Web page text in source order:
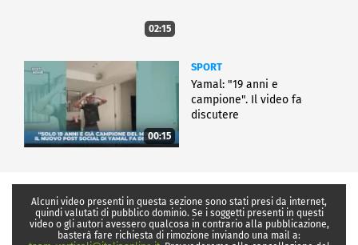
02:15
00:15
SPORT
Yamal: "19 anni e
campione". Il video fa
discutere
Alcuni video presenti in questa sezione sono stati presi da internet,
quindi valutati di pubblico dominio. Se i soggetti presenti in questi
video o gli autori avessero qualcosa in contrario alla pubblicazione,
basterà fare richiesta di rimozione inviando una mail a: